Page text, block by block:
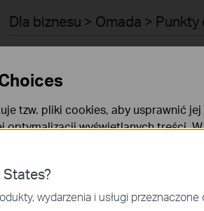
Dla biznesu > Omada >
Dla biznesu > Omada > Punkty
Dla biznesu > Omada >
Dla biznesu > Omada >
Dla biznesu > Omada >
wydarzenia i usługi przeznaczone
tzw. pliki cookies, aby usprawnić
optymalizacji wyświetlanych treści.
Więcej informacji na ten temat
są do poprawnego działania